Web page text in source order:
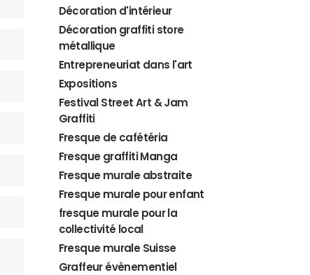
Décoration d'intérieur
Décoration graffiti store
métallique
Entrepreneuriat dans l'art
Expositions
Festival Street Art & Jam
Graffiti
Fresque de cafétéria
Fresque graffiti Manga
Fresque murale abstraite
Fresque murale pour enfant
fresque murale pour la
collectivité local
Fresque murale Suisse
Graffeur évènementiel